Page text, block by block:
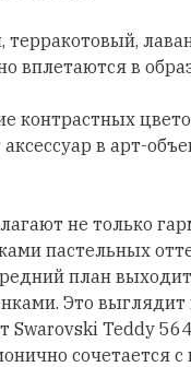
терракотовый,
вплетаются в
контрастных
в арт-
не только
пастельных
план
Это
Swarovski Teddy
сочетается